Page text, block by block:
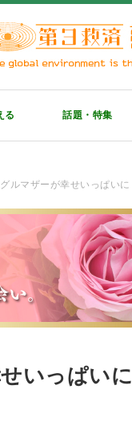
る 話題・特集
ルマザーが幸せいっぱいに
いっぱいに